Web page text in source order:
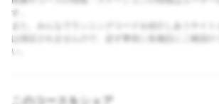
す。
また、みんなでランニングコースを紹介しあうサイト
は保証されませんので、必ず事前に各施設にご確認の
い。
このコースをシェア